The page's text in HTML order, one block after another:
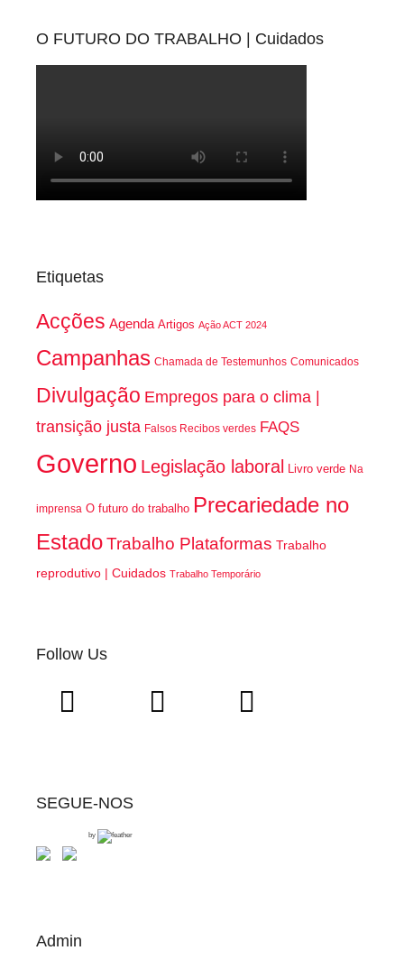
O FUTURO DO TRABALHO | Cuidados
Etiquetas
Acções Agenda Artigos Ação ACT 2024
Campanhas Chamada de Testemunhos Comunicados
Divulgação Empregos para o clima |
transição justa Falsos Recibos verdes FAQS
Governo Legislação laboral Livro verde Na
imprensa O futuro do trabalho Precariedade no
EstadoTrabalho Plataformas Trabalho
reprodutivo | Cuidados Trabalho Temporário
Follow Us
SEGUE-NOS
by
Admin